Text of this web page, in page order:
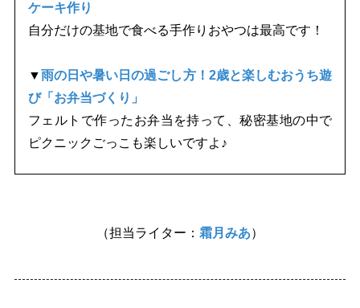
ケーキ作り
自分だけの基地で食べる手作りおやつは最高です！
▼雨の日や暑い日の過ごし方！2歳と楽しむおうち遊
び「お弁当づくり」
フェルトで作ったお弁当を持って、秘密基地の中で
ピクニックごっこも楽しいですよ♪
（担当ライター： 霜月みあ）